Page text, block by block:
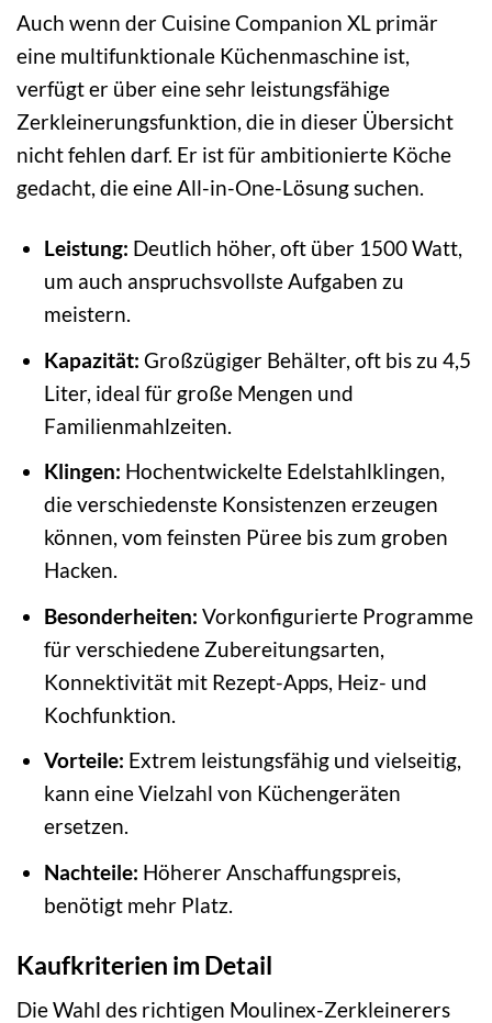
Auch wenn der Cuisine Companion XL primär
eine multifunktionale Küchenmaschine ist,
verfügt er über eine sehr leistungsfähige
Zerkleinerungsfunktion, die in dieser Übersicht
nicht fehlen darf. Er ist für ambitionierte Köche
gedacht, die eine All-in-One-Lösung suchen.
Leistung: Deutlich höher, oft über 1500 Watt,
um auch anspruchsvollste Aufgaben zu
meistern.
Kapazität: Großzügiger Behälter, oft bis zu 4,5
Liter, ideal für große Mengen und
Familienmahlzeiten.
Klingen: Hochentwickelte Edelstahlklingen,
die verschiedenste Konsistenzen erzeugen
können, vom feinsten Püree bis zum groben
Hacken.
Besonderheiten: Vorkonfigurierte Programme
für verschiedene Zubereitungsarten,
Konnektivität mit Rezept-Apps, Heiz- und
Kochfunktion.
Vorteile: Extrem leistungsfähig und vielseitig,
kann eine Vielzahl von Küchengeräten
ersetzen.
Nachteile: Höherer Anschaffungspreis,
benötigt mehr Platz.
Kaufkriterien im Detail
Die Wahl des richtigen Moulinex-Zerkleinerers